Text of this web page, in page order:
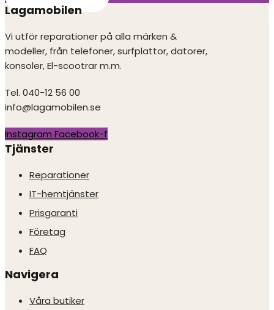
Lagamobilen
Vi utför reparationer på alla märken &
modeller, från telefoner, surfplattor, datorer,
konsoler, El-scootrar m.m.
Tel. 040-12 56 00
info@lagamobilen.se
Instagram Facebook-f
Tjänster
Reparationer
IT-hemtjänster
Prisgaranti
Företag
FAQ
Navigera
Våra butiker